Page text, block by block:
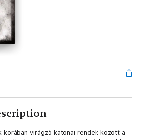
korában virágzó katonai rendek között a